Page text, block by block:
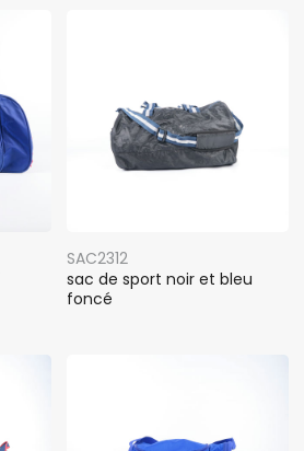
SAC2312
sac de sport noir et bleu
foncé